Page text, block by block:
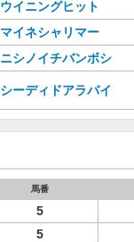
ウイニングヒット
マイネシャリマー
ニシノイチバンボシ
シーディドアラバイ
馬番
5
5